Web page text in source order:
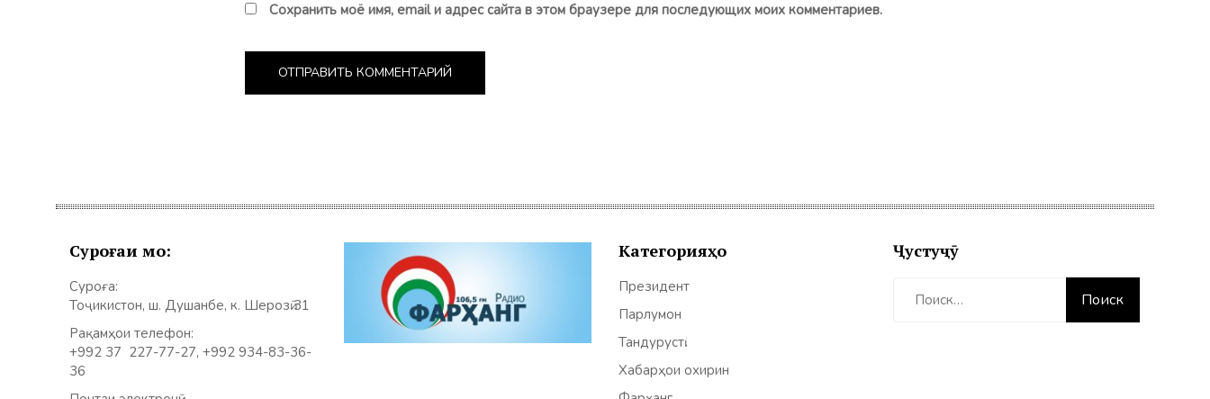
Сохранить моё имя, email и адрес сайта в этом браузере для последующих моих комментариев.
Суроғаи мо:
Суроға:
Тоҷикистон, ш. Душанбе, к. Шерозӣ 31
Рақамҳои телефон:
+992 37 227-77-27, +992 934-83-36-
36
Категорияҳо
Президент
Парлумон
Тандурустӣ
Хабарҳои охирин
Ҷустуҷӯ